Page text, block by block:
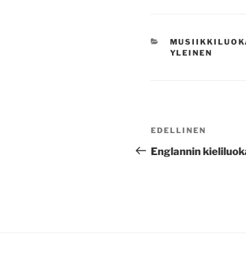
KATEGORIAT
YLEINEN
Artikkelien
selaus
Edellinen
artikkeli
EDELLINEN
Englannin